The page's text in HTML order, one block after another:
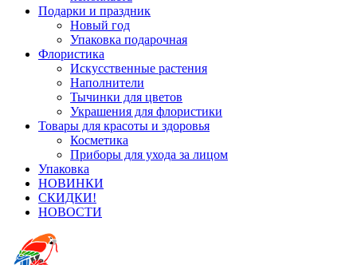
Подарки и праздник
Новый год
Упаковка подарочная
Флористика
Искусственные растения
Наполнители
Тычинки для цветов
Украшения для флористики
Товары для красоты и здоровья
Косметика
Приборы для ухода за лицом
Упаковка
НОВИНКИ
СКИДКИ!
НОВОСТИ